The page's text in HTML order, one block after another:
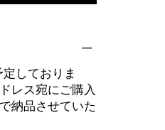
しておりま
レス宛にご購入
納品させていた